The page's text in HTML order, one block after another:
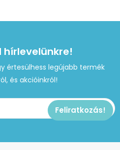
hírlevelünkre!
értesülhess legújabb termék
és akcióinkról!